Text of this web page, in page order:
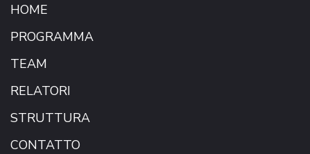
HOME
PROGRAMMA
TEAM
RELATORI
STRUTTURA
CONTATTO